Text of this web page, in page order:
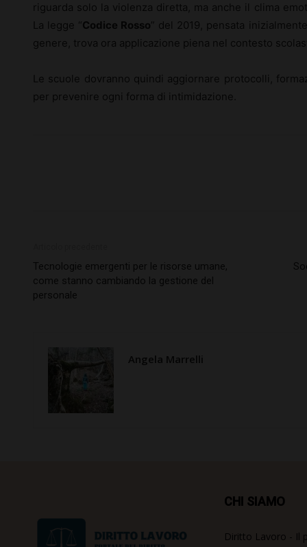
riguarda solo la violenza diretta, ma anche il clima
La legge “ Codice Rosso” del 2019, pensata
genere, trova ora applicazione piena nel contesto
Le scuole dovranno quindi aggiornare protocolli,
per prevenire ogni forma di intimidazione.
Tecnologie emergenti per le risorse umane,
come stanno cambiando la gestione del
personale
Angela Marrelli
CHI SIAMO
Diritto Lavoro - Il